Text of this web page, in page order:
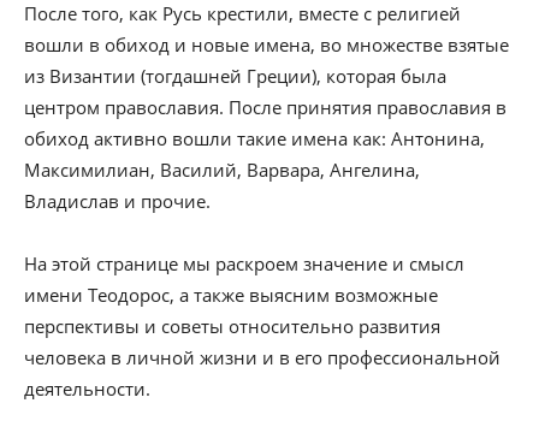
После того, как Русь крестили, вместе с религией
вошли в обиход и новые имена, во множестве взятые
из Византии (тогдашней Греции), которая была
центром православия. После принятия православия в
обиход активно вошли такие имена как: Антонина,
Максимилиан, Василий, Варвара, Ангелина,
Владислав и прочие.
На этой странице мы раскроем значение и смысл
имени Теодорос, а также выясним возможные
перспективы и советы относительно развития
человека в личной жизни и в его профессиональной
деятельности.